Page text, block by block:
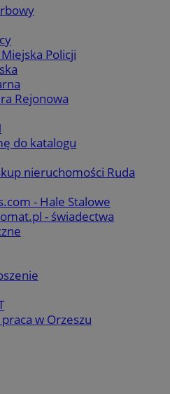
Policji
Rejonowa
do katalogu
nieruchomości Ruda
- Hale Stalowe
- świadectwa
w Orzeszu